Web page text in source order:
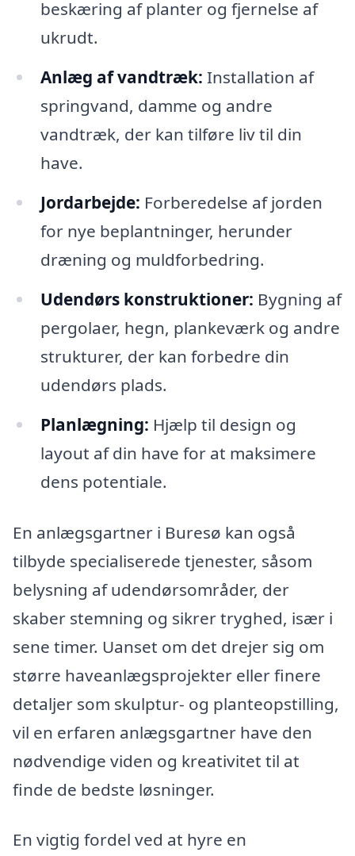
beskæring af planter og fjernelse af
ukrudt.
Anlæg af vandtræk: Installation af
springvand, damme og andre
vandtræk, der kan tilføre liv til din
have.
Jordarbejde: Forberedelse af jorden
for nye beplantninger, herunder
dræning og muldforbedring.
Udendørs konstruktioner: Bygning af
pergolaer, hegn, plankeværk og andre
strukturer, der kan forbedre din
udendørs plads.
Planlægning: Hjælp til design og
layout af din have for at maksimere
dens potentiale.
En anlægsgartner i Buresø kan også
tilbyde specialiserede tjenester, såsom
belysning af udendørsområder, der
skaber stemning og sikrer tryghed, især i
sene timer. Uanset om det drejer sig om
større haveanlægsprojekter eller finere
detaljer som skulptur- og planteopstilling,
vil en erfaren anlægsgartner have den
nødvendige viden og kreativitet til at
finde de bedste løsninger.
En vigtig fordel ved at hyre en